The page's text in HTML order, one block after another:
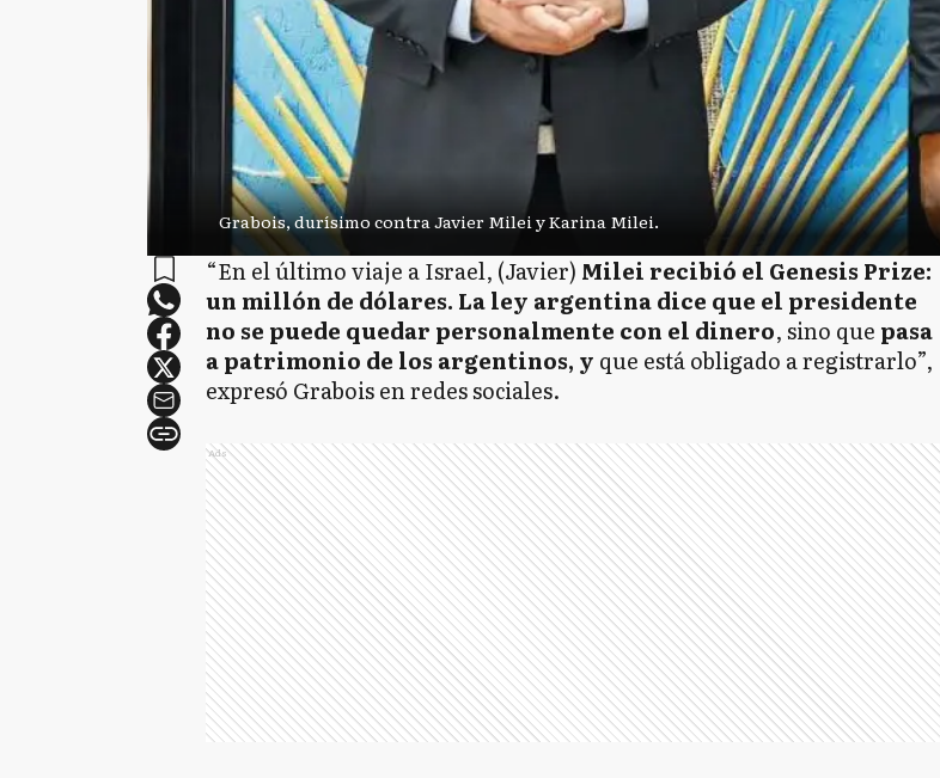
Grabois, durísimo contra Javier Milei y Karina Milei.
“En el último viaje a Israel, (Javier) Milei recibió el Genesis Prize:
un millón de dólares. La ley argentina dice que el presidente
no se puede quedar personalmente con el dinero, sino que pasa
a patrimonio de los argentinos, y que está obligado a registrarlo”,
expresó Grabois en redes sociales.
Ads